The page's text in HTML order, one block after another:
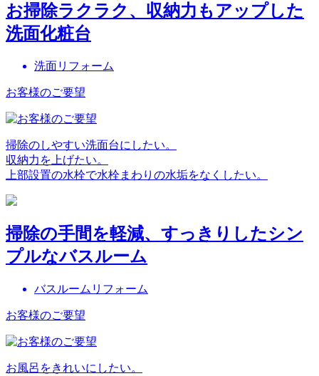
お掃除ラクラク、収納力もアップした
洗面化粧台
洗面リフォーム
お客様のご要望
掃除のしやすい洗面台にしたい。
収納力を上げたい。
上部設置の水栓で水栓まわりの水垢をなくしたい。
掃除の手間を軽減、すっきりしたシン
プルなバスルーム
バスルームリフォーム
お客様のご要望
お風呂をきれいにしたい。